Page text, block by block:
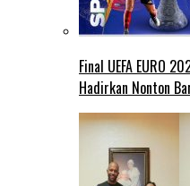
Final UEFA EURO
Hadirkan Nonton